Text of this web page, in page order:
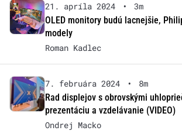
21. apríla 2024 •
3m
OLED monitory budú lacnejšie,
modely
Roman Kadlec
7. februára 2024 •
8m
Rad displejov s obrovskými
prezentáciu a vzdelávanie (VIDEO)
Ondrej Macko